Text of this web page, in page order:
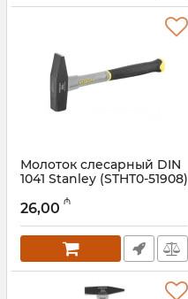
Молоток слесарный DIN
1041 Stanley (STHT0-51908)
26,00 ₼